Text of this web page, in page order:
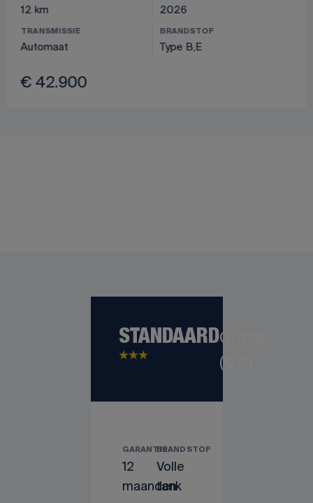
12 km 2026
TRANSMISSIE
Automaat
BRANDSTOF
Type B,E
€ 42.900
STANDAARDGratis
(€ 0)
GARANTIE
12
maanden
BRANDSTOF
Volle
tank